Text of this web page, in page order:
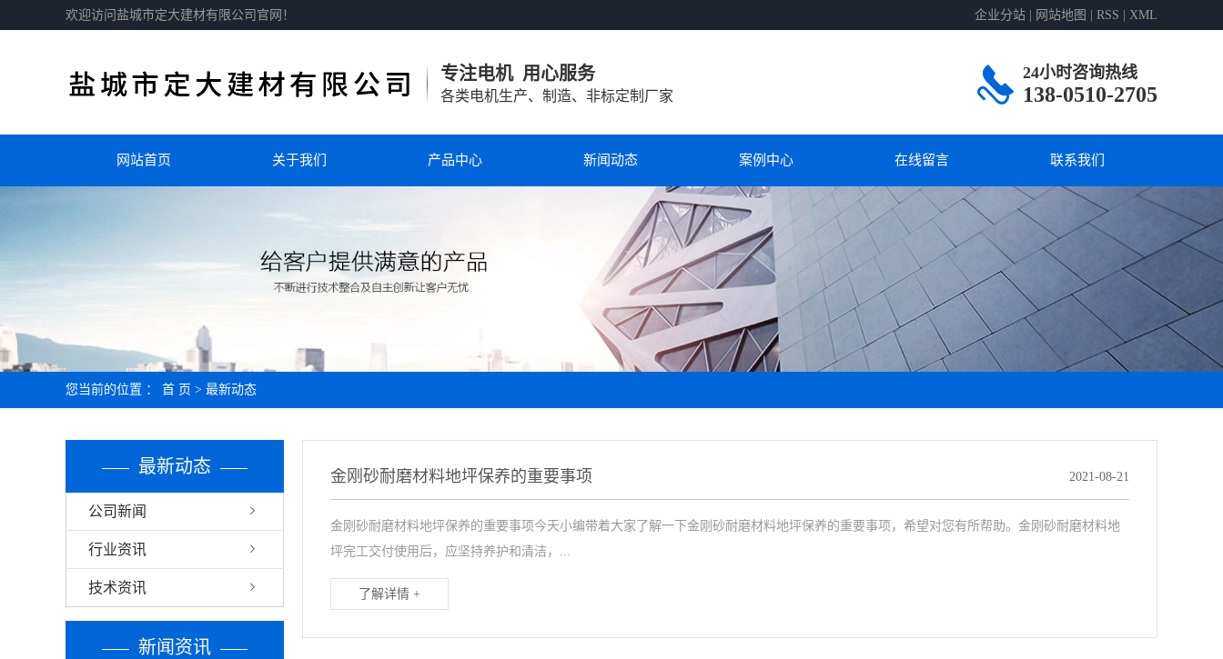
欢迎访问盐城市定大建材有限公司官网！ 企业分站 网站地图 RSS XML
专注电机 用心服务
各类电机生产、制造、非标定制厂家
24小时咨询热线
138-0510-2705
网站首页 关于我们 产品中心 新闻动态 案例中心 在线留言 联系我们
您当前的位置 ： 首 页 > 最新动态
最新动态
公司新闻
行业资讯
技术资讯
新闻资讯
金刚砂耐磨材料地坪保养的重要事项 2021-08-21
金刚砂耐磨材料地坪保养的重要事项今天小编带着大家了解一下金刚砂耐磨材料地坪保养的重要事项，希望对您有所帮助。金刚砂耐磨材料地
坪完工交付使用后，应坚持养护和清洁，...
了解详情 +